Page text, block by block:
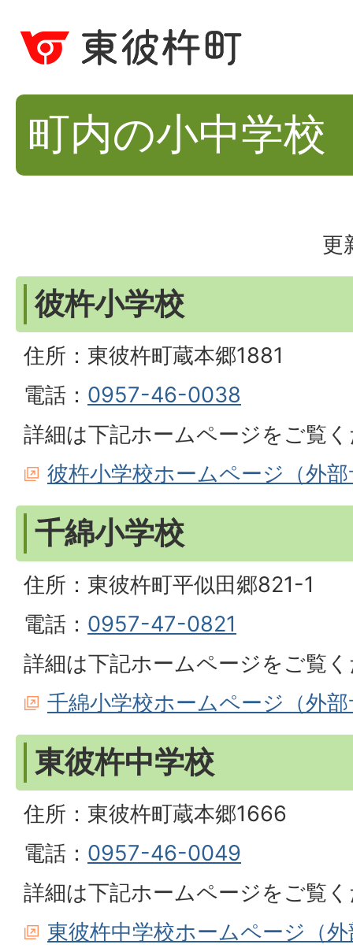
町内の小中学校
更
彼杵小学校
住所：東彼杵町蔵本郷1881
電話： 0957-46-0038
詳細は下記ホームページをご覧
彼杵小学校ホームページ（外
千綿小学校
住所：東彼杵町平似田郷821-1
電話： 0957-47-0821
詳細は下記ホームページをご覧
千綿小学校ホームページ（外
東彼杵中学校
住所：東彼杵町蔵本郷1666
電話： 0957-46-0049
詳細は下記ホームページをご覧
東彼杵中学校ホームページ（